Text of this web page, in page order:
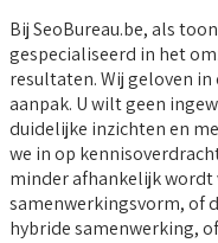
Bij SeoBureau.be, als
gespecialiseerd in het
resultaten. Wij geloven
aanpak. U wilt geen
duidelijke inzichten en
we in op
minder afhankelijk wordt
samenwerkingsvorm, of
hybride samenwerking,